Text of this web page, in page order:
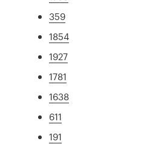
359
1854
1927
1781
1638
611
191